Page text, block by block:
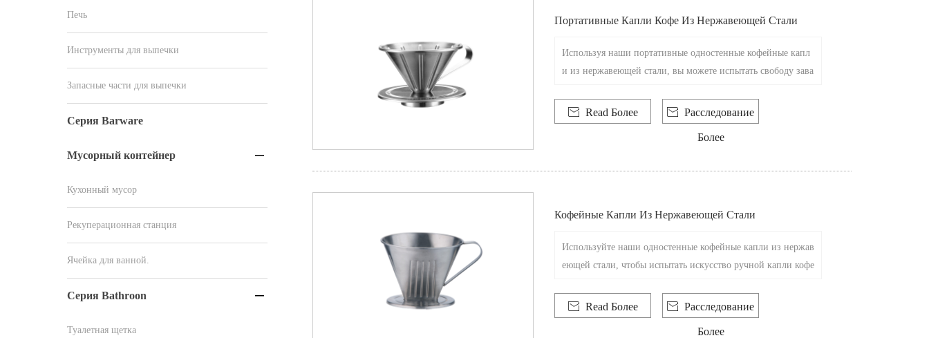
Печь
Инструменты для выпечки
Запасные части для выпечки
Серия Barware
Мусорный контейнер 
Кухонный мусор
Рекуперационная станция
Ячейка для ванной.
Серия Bathroon 
Туалетная щетка
Портативные Капли Кофе Из Нержавеющей Стали
Используя наши портативные одностенные кофейные капл
и из нержавеющей стали, вы можете испытать свободу зава
сь. Эта многофункциональная портативная кофейная капля
предназначена для мобильных любителей кофе и является к
лючом к тому, чтобы попробовать вкусный кофе без границ
 Read Более  Расследование
Более
Кофейные Капли Из Нержавеющей Стали
Используйте наши одностенные кофейные капли из нержав
еющей стали, чтобы испытать искусство ручной капли кофе
лучшения процесса заваривания чашки и создания уникаль
ного опыта кофе.
 Read Более  Расследование
Более